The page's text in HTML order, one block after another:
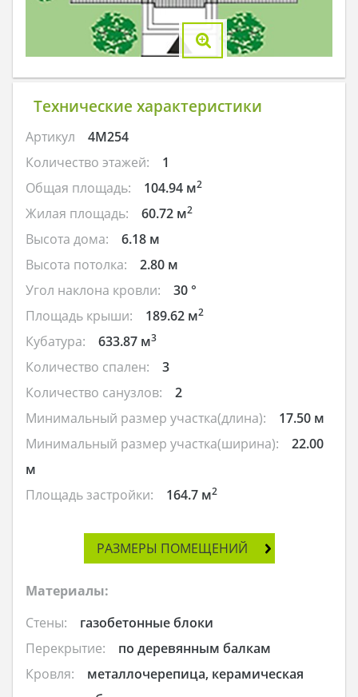
Технические характеристики
Артикул
4M254
Количество этажей:
1
Общая площадь:
104.94 м2
Жилая площадь: 60.72 м2
Высота дома:
6.18 м
Высота потолка:
2.80 м
Угол наклона кровли:
30 °
Площадь крыши:
189.62 м2
Кубатура: 633.87 м3
Количество спален:
3
Количество санузлов:
2
Минимальный размер участка(длина):
17.50 м
Минимальный размер участка(ширина):
22.00
м
Площадь застройки:
164.7 м2
РАЗМЕРЫ ПОМЕЩЕНИЙ
Материалы:
Стены:
газобетонные блоки
Перекрытие:
по деревянным балкам
Кровля:
металлочерепица, керамическая